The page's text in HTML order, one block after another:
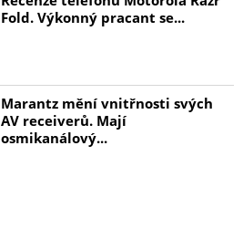
Fold. Výkonný pracant se...
Marantz mění vnitřnosti svých
AV receiverů. Mají
osmikanálový...